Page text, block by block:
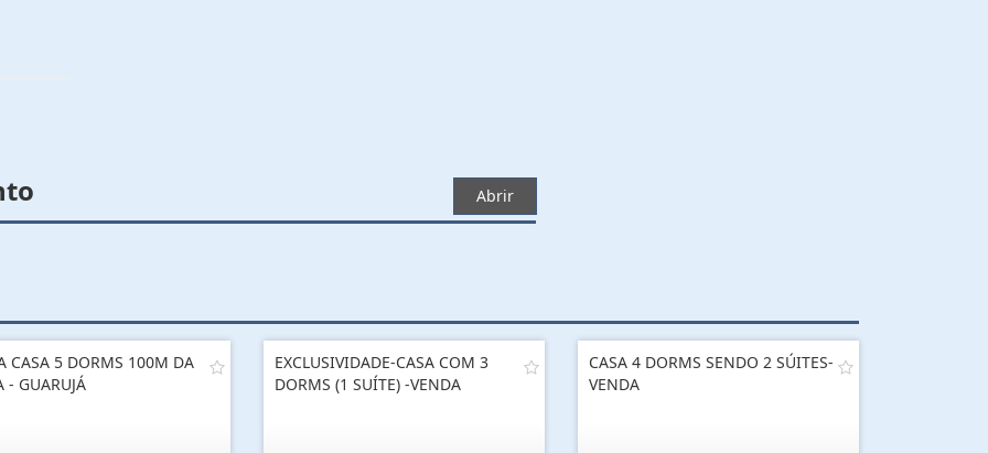
Abrir
CASA 5 DORMS 100M DA
- GUARUJÁ
EXCLUSIVIDADE-CASA COM 3
DORMS (1 SUÍTE) -VENDA
CASA 4 DORMS SENDO 2 SÚITES-
VENDA